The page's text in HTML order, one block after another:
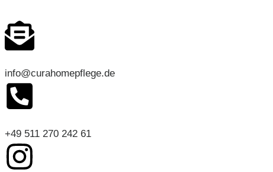
info@curahomepflege.de
+49 511 270 242 61